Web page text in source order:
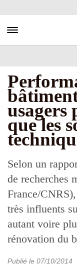
au
principal
Toggle navigation
usagers
que les
Selon un
de recherches
France/
très influents
autant voire
rénovation du
Publié le 07/10/2014